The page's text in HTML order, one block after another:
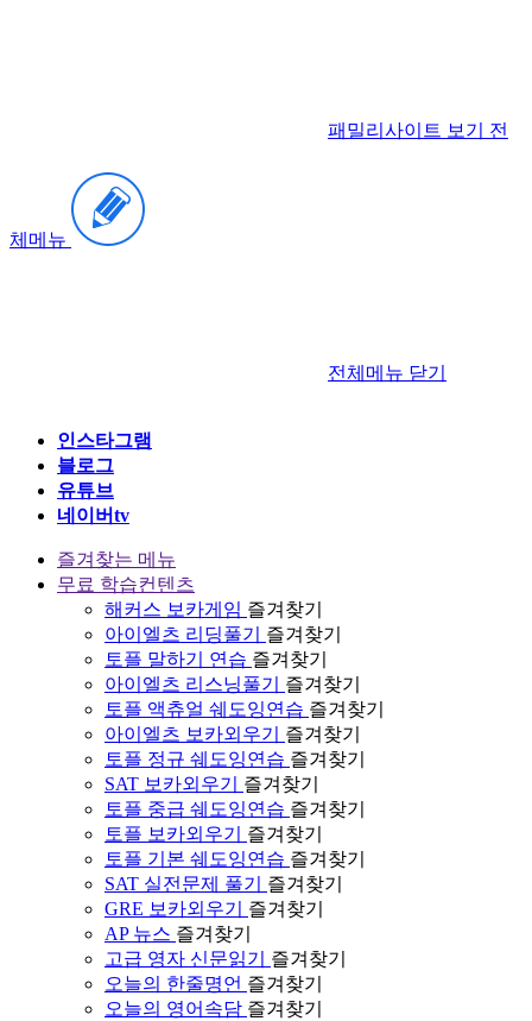
패밀리사이트 보기 전
체메뉴
전체메뉴 닫기
인스타그램
블로그
유튜브
네이버tv
즐겨찾는 메뉴
무료 학습컨텐츠
해커스 보카게임 즐겨찾기
아이엘츠 리딩풀기
즐겨찾기
토플 말하기 연습 즐겨찾기
아이엘츠 리스닝풀기
즐겨찾기
토플 액츄얼 쉐도잉연습 즐겨찾기
아이엘츠 보카외우기
즐겨찾기
토플 정규 쉐도잉연습 즐겨찾기
SAT 보카외우기
즐겨찾기
토플 중급 쉐도잉연습 즐겨찾기
토플 보카외우기
즐겨찾기
토플 기본 쉐도잉연습 즐겨찾기
SAT 실전문제 풀기
즐겨찾기
GRE 보카외우기
즐겨찾기
AP 뉴스 즐겨찾기
고급 영자 신문읽기
즐겨찾기
오늘의 한줄명언 즐겨찾기
오늘의 영어속담 즐겨찾기